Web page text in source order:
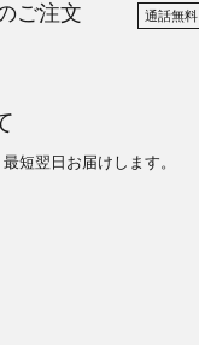
ご注文 通話無料
短翌日お届けします。